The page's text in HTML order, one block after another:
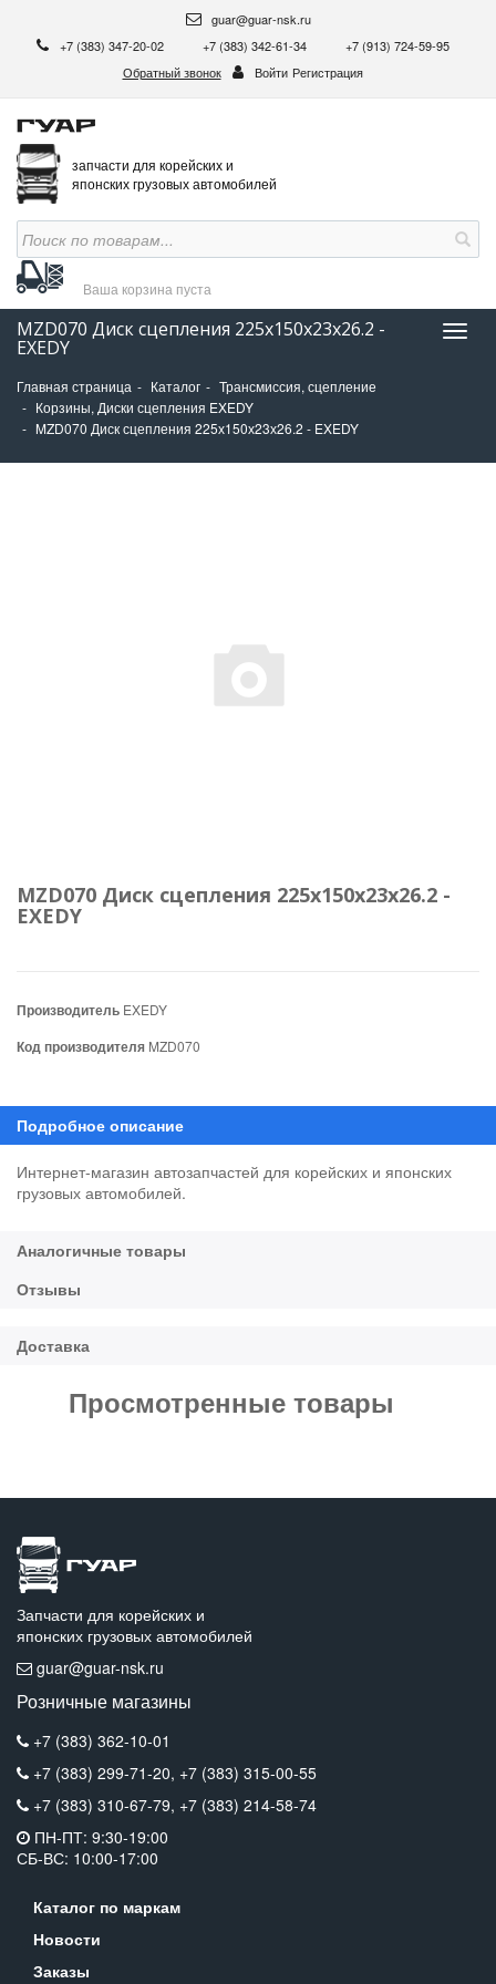
guar@guar-nsk.ru
+7 (383) 347-20-02
+7 (383) 342-61-34
+7 (913) 724-59-95
Обратный звонок
Войти Регистрация
запчасти для корейских и
японских грузовых автомобилей
Ваша корзина пуста
MZD070 Диск сцепления 225х150х23х26.2 -
EXEDY
Главная страница Каталог
Трансмиссия, сцепление
Корзины, Диски сцепления EXEDY
MZD070 Диск сцепления 225х150х23х26.2 - EXEDY
MZD070 Диск сцепления 225х150х23х26.2 -
EXEDY
Производитель EXEDY
Код производителя MZD070
Интернет-магазин автозапчастей для корейских и японских
грузовых автомобилей.
Просмотренные товары
Запчасти для корейских и
японских грузовых автомобилей
guar@guar-nsk.ru
Розничные магазины
+7 (383) 362-10-01
+7 (383) 299-71-20, +7 (383) 315-00-55
+7 (383) 310-67-79, +7 (383) 214-58-74
ПН-ПТ: 9:30-19:00
СБ-ВС: 10:00-17:00
Каталог по маркам
Новости
Заказы